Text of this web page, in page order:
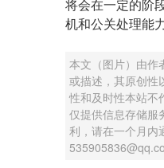
将会在一定的阶
机和公关处理能
本文（图片）由作
或描述，其原创性
性和及时性本站不
仅提供信息存储服
利，请在一个月内